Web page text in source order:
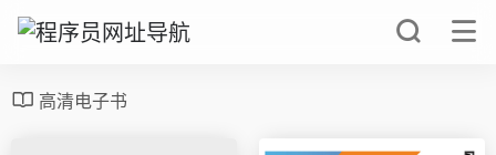
高清电子书